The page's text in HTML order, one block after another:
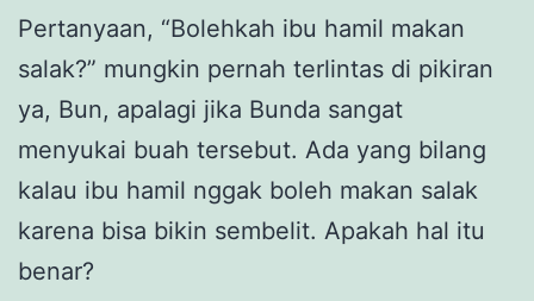
Pertanyaan, “Bolehkah ibu hamil makan
salak?” mungkin pernah terlintas di pikiran
ya, Bun, apalagi jika Bunda sangat
menyukai buah tersebut. Ada yang bilang
kalau ibu hamil nggak boleh makan salak
karena bisa bikin sembelit. Apakah hal itu
benar?